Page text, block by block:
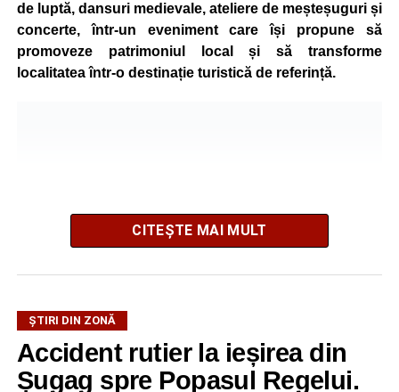
de luptă, dansuri medievale, ateliere de meșteșuguri și
concerte, într-un eveniment care își propune să
promoveze patrimoniul local și să transforme
localitatea într-o destinație turistică de referință.
Festivalul este organizat de
Liberi, în parteneriat cuPrimăria Comunei Gârbova
Ordinul Cetății Mühlbach, iar accesul publicului va fi
CITEȘTE MAI MULT
ȘTIRI DIN ZONĂ
Accident rutier la ieșirea din
Șugag spre Popasul Regelui.